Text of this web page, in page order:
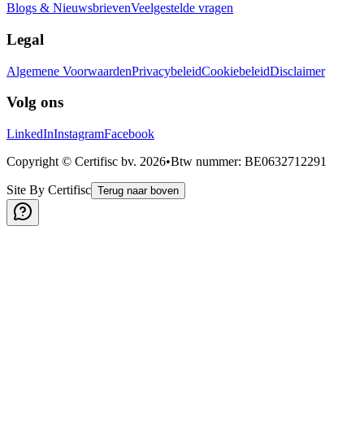
Blogs & NieuwsbrievenVeelgestelde vragen
Legal
Algemene VoorwaardenPrivacybeleidCookiebeleidDisclaimer
Volg ons
LinkedInInstagramFacebook
Copyright © Certifisc bv. 2026•Btw nummer: BE0632712291
Site By Certifisc Terug naar boven